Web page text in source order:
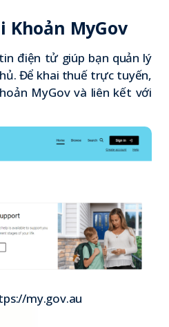
Khoản MyGov
điện tử giúp bạn quản lý
Để khai thuế trực tuyến,
MyGov và liên kết với
my.gov.au